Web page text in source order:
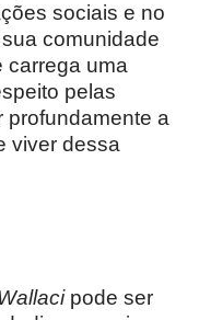
sociais e no
comunidade
carrega uma
pelas
profundamente a
viver dessa
pode ser